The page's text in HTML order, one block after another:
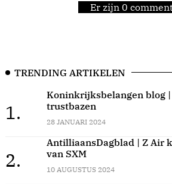
Er zijn 0
TRENDING ARTIKELEN
1.
Koninkrijksbelangen blog
trustbazen
28 JANUARI 2024
2.
AntilliaansDagblad | Z Air
van SXM
10 AUGUSTUS 2024